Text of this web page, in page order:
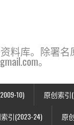
资料库。除署
。
10) 原创索引
引(2023-24) 原